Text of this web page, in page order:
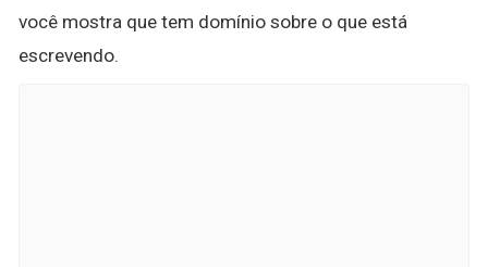
você mostra que tem domínio sobre o que está
escrevendo.